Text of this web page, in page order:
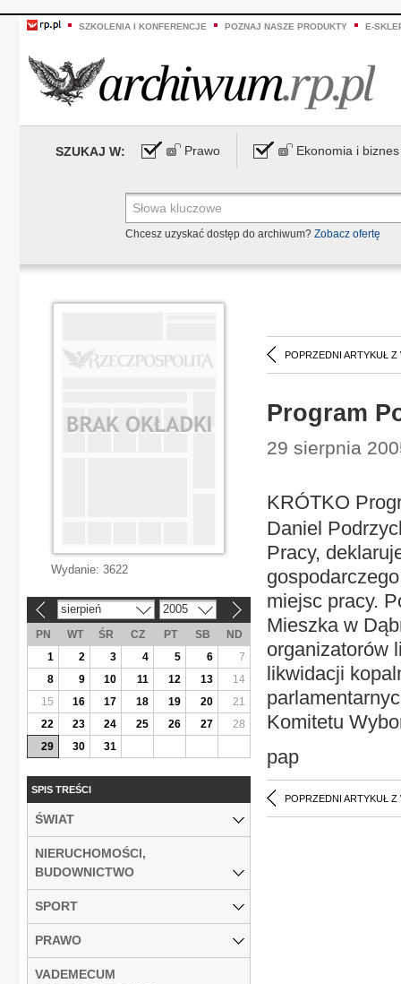
SZKOLENIA I KONFERENCJE POZNAJ NASZE PRODUKTY E-
SZUKAJ W: Prawo Ekonomia i biznes
Chcesz uzyskać dostęp do archiwum? Zobacz ofertę
POPRZEDNI ARTYKUŁ Z
Program
29 sierpnia
KRÓTKO
Daniel
Pracy,
miejsc pracy.
Mieszka w
organizatorów
likwidacji
Komitetu
pap
POPRZEDNI ARTYKUŁ Z
Wydanie: 3622
sierpień 2005
PN WT ŚR CZ PT SB
ND
1
2 3 4 5 6
7
8
9 10 11 12 13
14
15
16 17 18 19 20
21
22
23 24 25 26 27
28
29
30 31
SPIS TREŚCI
ŚWIAT
NIERUCHOMOŚCI,
BUDOWNICTWO
SPORT
PRAWO
VADEMECUM